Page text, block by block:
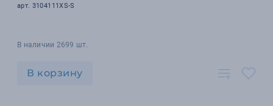
арт. 3104111XS-S
В наличии 2699 шт.
В корзину